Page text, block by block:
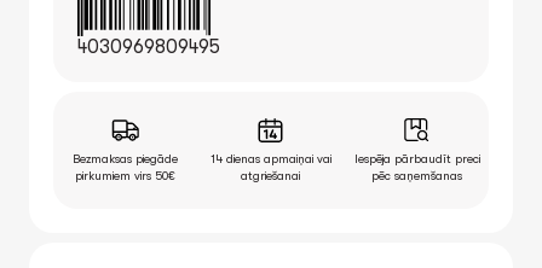
4030969809495
Bezmaksas piegāde
pirkumiem virs 50€
14 dienas apmaiņai vai
atgriešanai
Iespēja pārbaudīt preci
pēc saņemšanas